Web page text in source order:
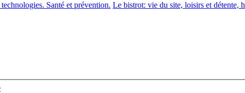
Santé et prévention. Le bistrot: vie du site, loisirs et détente,